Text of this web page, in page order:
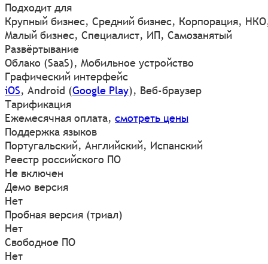
Подходит для
Крупный бизнес, Средний бизнес, Корпорация,
Малый бизнес, Специалист, ИП, Самозанятый
Развёртывание
Облако (SaaS), Мобильное устройство
Графический интерфейс
iOS, Android (Google Play), Веб-браузер
Тарификация
Ежемесячная оплата, смотреть цены
Поддержка языков
Португальский, Английский, Испанский
Реестр российского ПО
Не включен
Демо версия
Нет
Пробная версия (триал)
Нет
Свободное ПО
Нет